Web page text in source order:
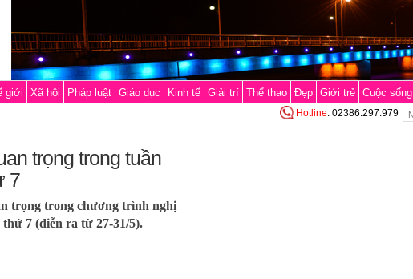
giới Xã hội Pháp luật Giáo dục Kinh tế Giải trí Thể thao Đẹp Giới trẻ Cuộc sống
Hotline: 02386.297.979
trọng trong tuần
7
trọng trong chương trình nghị
7 (diễn ra từ 27-31/5).